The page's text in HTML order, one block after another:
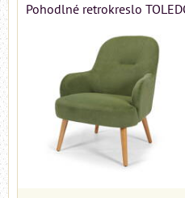
Pohodlné retrokreslo